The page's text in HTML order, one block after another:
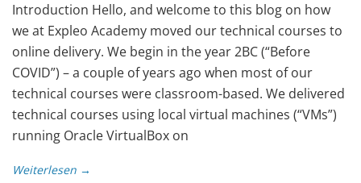
Introduction Hello, and welcome to this blog on how
we at Expleo Academy moved our technical courses to
online delivery. We begin in the year 2BC (“Before
COVID”) – a couple of years ago when most of our
technical courses were classroom-based. We delivered
technical courses using local virtual machines (“VMs”)
running Oracle VirtualBox on
Weiterlesen →